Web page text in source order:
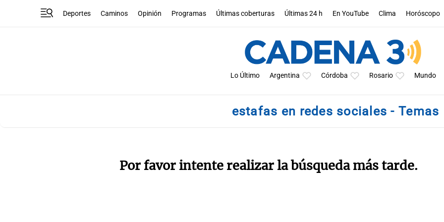
Deportes Caminos Opinión Programas Últimas coberturas Últimas 24 h En YouTube Clima Horóscopo
Lo Último Argentina Córdoba Rosario Mundo
estafas en redes sociales - Temas
Por favor intente realizar la búsqueda más tarde.